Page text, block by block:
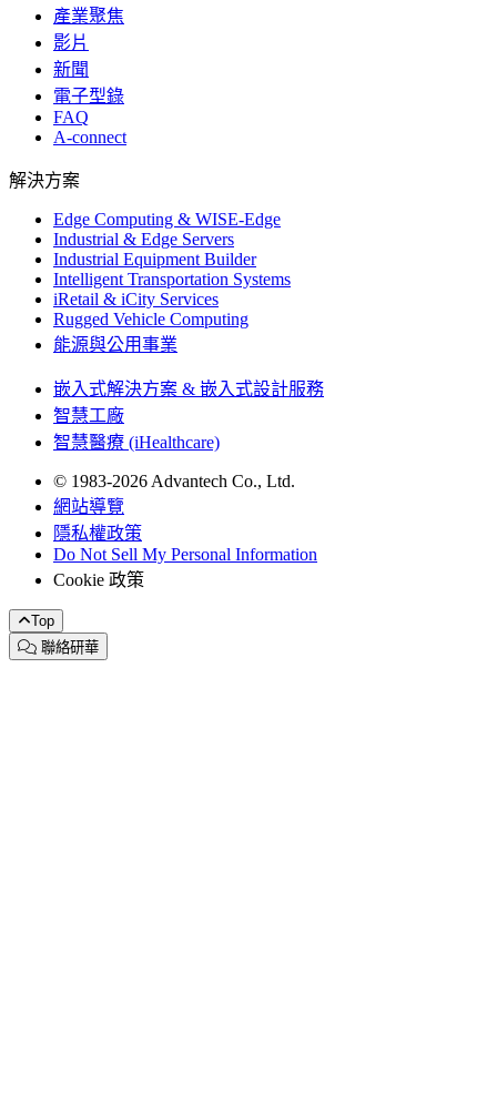
產業聚焦
影片
新聞
電子型錄
FAQ
A-connect
解決方案
Edge Computing & WISE-Edge
Industrial & Edge Servers
Industrial Equipment Builder
Intelligent Transportation Systems
iRetail & iCity Services
Rugged Vehicle Computing
能源與公用事業
嵌入式解決方案 & 嵌入式設計服務
智慧工廠
智慧醫療 (iHealthcare)
© 1983-2026 Advantech Co., Ltd.
網站導覽
隱私權政策
Do Not Sell My Personal Information
Cookie 政策
Top
聯絡研華